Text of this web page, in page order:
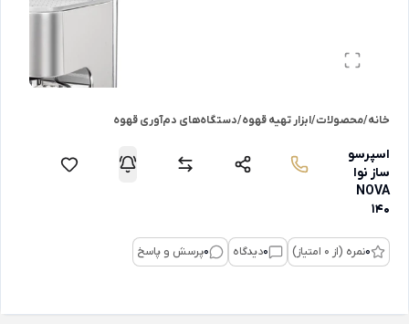
خانه/محصولات/ابزار تهیه قهوه/دستگاه‌های دم‌آوری قهوه
اسپرسو
ساز نوا
NOVA
140
0نمره (از 0 امتیاز) 0دیدگاه 0پرسش و پاسخ